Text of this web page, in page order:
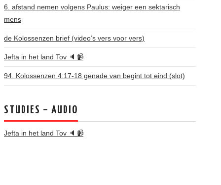
6. afstand nemen volgens Paulus: weiger een sektarisch
mens
de Kolossenzen brief (video’s vers voor vers)
Jefta in het land Tov 🔈📹
94. Kolossenzen 4:17-18 genade van begint tot eind (slot)
STUDIES – AUDIO
Jefta in het land Tov 🔈📹